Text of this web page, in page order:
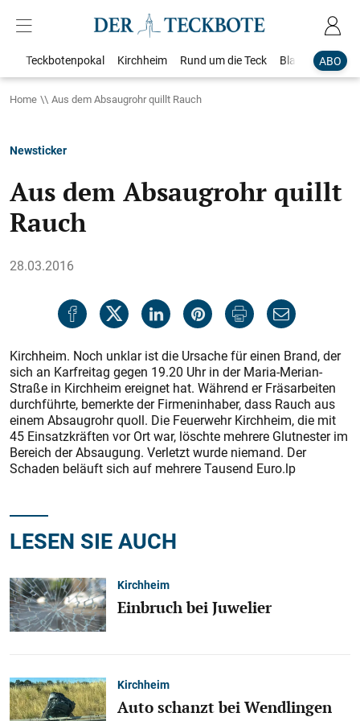
ABO
Teckbotenpokal Kirchheim Rund um die Teck Blaulicht
Home Aus dem Absaugrohr quillt Rauch
Newsticker
Aus dem Absaugrohr quillt
Rauch
28.03.2016
Kirchheim. Noch unklar ist die Ursache für einen Brand, der
sich an Karfreitag gegen 19.20 Uhr in der Maria-Merian-
Straße in Kirchheim ereignet hat. Während er Fräsarbeiten
durchführte, bemerkte der Firmeninhaber, dass Rauch aus
einem Absaugrohr quoll. Die Feuerwehr Kirchheim, die mit
45 Einsatzkräften vor Ort war, löschte mehrere Glutnester im
Bereich der Absaugung. Verletzt wurde niemand. Der
Schaden beläuft sich auf mehrere Tausend Euro.lp
LESEN SIE AUCH
Kirchheim
Einbruch bei Juwelier
Kirchheim
Auto schanzt bei Wendlingen